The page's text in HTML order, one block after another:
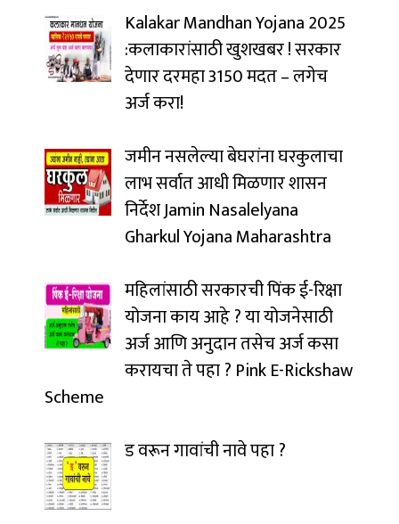
Kalakar Mandhan Yojana 2025
:कलाकारांसाठी खुशखबर ! सरकार
देणार दरमहा ₹3150 मदत – लगेच
अर्ज करा!
जमीन नसलेल्या बेघरांना घरकुलाचा
लाभ सर्वात आधी मिळणार शासन
निर्देश Jamin Nasalelyana
Gharkul Yojana Maharashtra
महिलांसाठी सरकारची पिंक ई-रिक्षा
योजना काय आहे ? या योजनेसाठी
अर्ज आणि अनुदान तसेच अर्ज कसा
करायचा ते पहा ? Pink E-Rickshaw
Scheme
ड वरून गावांची नावे पहा ?